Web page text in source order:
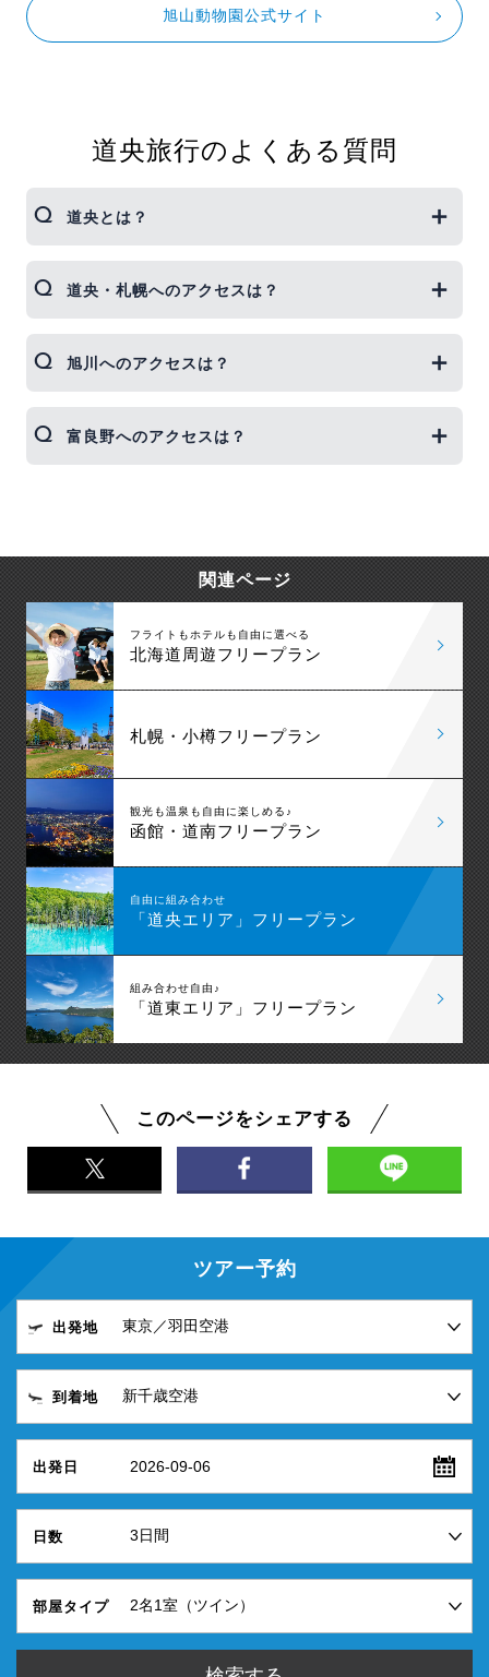
旭山動物園公式サイト
道央旅行のよくある質問
道央とは？
4エリアに分かれます。
そのうち道央は、観光スポットやグルメが集まる札
リゾート、定山渓や登別、洞爺湖など人気温泉地な
ど北海道旅行の定番エリアです。
ジェイトリップでは道央エリア＋旭川・富良野・美
瑛・層雲峡などを加えた北海道観光の定番エリアを
道北：旭川・富良野・美瑛・層雲峡・トマム・稚
内・留萌など
道東：知床・阿寒・釧路・網走・十勝・サホロなど
道央・札幌へのアクセスは？
へは電車で約40分、車で約1時間の距離にありま
す。自由に観光を楽しみたい場合はレンタカーが便
旅行の場合は、電車での移動もおすすめです。
旭川へのアクセスは？
部への所要時間は車で約25分、空港リムジンバスを
利用すると約30～40分です。道央エリアと一緒に回
富良野へのアクセスは？
す。
観光スポットが駅前から遠いことも多いので、富良
野観光を十二分に楽しむにはレンタカー付プランが
オススメです。
関連ページ
フライトもホテルも自由に選べる
北海道周遊フリープラン
札幌・小樽フリープラン
観光も温泉も自由に楽しめる♪
函館・道南フリープラン
自由に組み合わせ
「道央エリア」フリープラン
組み合わせ自由♪
「道東エリア」フリープラン
このページをシェアする
ツアー予約
出発地
到着地
出発日 2026-09-06
日数
部屋タイプ